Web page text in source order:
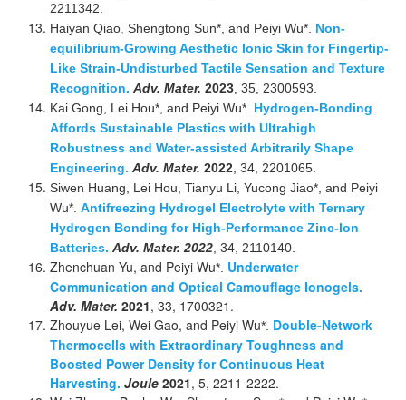
2211342.
Haiyan Qiao, Shengtong Sun*, and Peiyi Wu*. Non-
equilibrium-Growing Aesthetic Ionic Skin for Fingertip-
Like Strain-Undisturbed Tactile Sensation and Texture
Recognition. Adv. Mater. 2023, 35, 2300593.
Kai Gong, Lei Hou*, and Peiyi Wu*. Hydrogen-Bonding
Affords Sustainable Plastics with Ultrahigh
Robustness and Water-assisted Arbitrarily Shape
Engineering. Adv. Mater. 2022, 34, 2201065.
Siwen Huang, Lei Hou, Tianyu Li, Yucong Jiao*, and Peiyi
Wu*. Antifreezing Hydrogel Electrolyte with Ternary
Hydrogen Bonding for High-Performance Zinc-Ion
Batteries. Adv. Mater. 2022, 34, 2110140.
Zhenchuan Yu, and Peiyi Wu*. Underwater
Communication and Optical Camouflage Ionogels.
Adv. Mater. 2021, 33, 1700321.
Zhouyue Lei, Wei Gao, and Peiyi Wu*. Double-Network
Thermocells with Extraordinary Toughness and
Boosted Power Density for Continuous Heat
Harvesting. Joule 2021, 5, 2211-2222.